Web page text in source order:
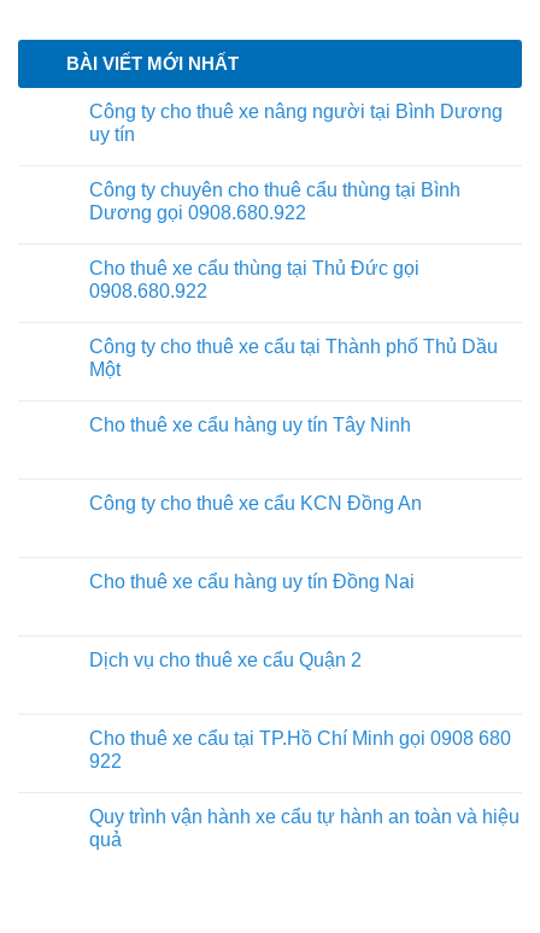
BÀI VIẾT MỚI NHẤT
Công ty cho thuê xe nâng người tại Bình Dương
uy tín
Công ty chuyên cho thuê cẩu thùng tại Bình
Dương gọi 0908.680.922
Cho thuê xe cẩu thùng tại Thủ Đức gọi
0908.680.922
Công ty cho thuê xe cẩu tại Thành phố Thủ Dầu
Một
Cho thuê xe cẩu hàng uy tín Tây Ninh
Công ty cho thuê xe cẩu KCN Đồng An
Cho thuê xe cẩu hàng uy tín Đồng Nai
Dịch vụ cho thuê xe cẩu Quận 2
Cho thuê xe cẩu tại TP.Hồ Chí Minh gọi 0908 680
922
Quy trình vận hành xe cẩu tự hành an toàn và hiệu
quả